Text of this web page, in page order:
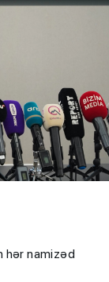
hər namizəd